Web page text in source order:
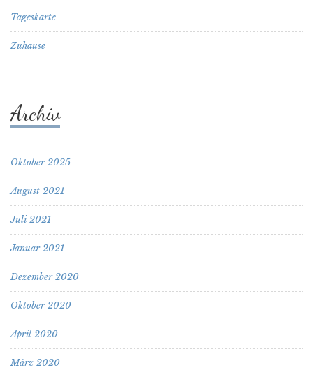
Tageskarte
Zuhause
Archiv
Oktober 2025
August 2021
Juli 2021
Januar 2021
Dezember 2020
Oktober 2020
April 2020
März 2020